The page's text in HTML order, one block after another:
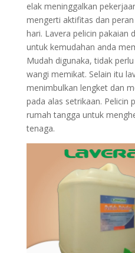
elak meninggalkan
mengerti aktifitas dan
hari. Lavera pelicin pakaian
untuk kemudahan anda
Mudah digunaka, tidak
wangi memikat. Selain itu
menimbulkan lengket dan
pada alas setrikaan. Pelicin
rumah tangga untuk
tenaga.